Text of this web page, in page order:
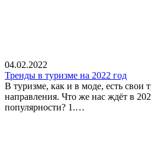
04.02.2022
Тренды в туризме на 2022 год
В туризме, как и в моде, есть свои
направления. Что же нас ждёт в
популярности? 1.…